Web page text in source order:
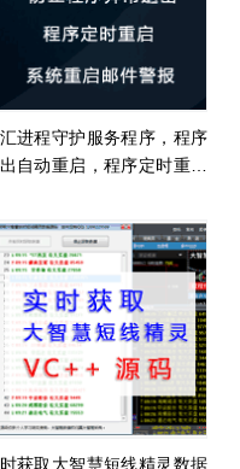
进程守护服务程序，程序
自动重启，程序定时重
获取大智慧短线精灵数据